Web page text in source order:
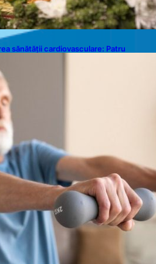
sănătății cardiovasculare: Patru